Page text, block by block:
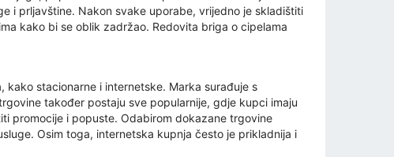
i prljavštine. Nakon svake uporabe, vrijedno je skladištiti
kako bi se oblik zadržao. Redovita briga o cipelama
stacionarne i internetske. Marka surađuje s
također postaju sve popularnije, gdje kupci imaju
promocije i popuste. Odabirom dokazane trgovine
Osim toga, internetska kupnja često je prikladnija i